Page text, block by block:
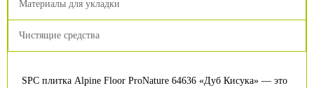
Материалы для укладки
Чистящие средства
SPC плитка Alpine Floor ProNature 64636 «Дуб Кисука» — это